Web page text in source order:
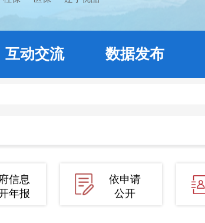
互动交流 数据发布
信息
年报
依申请
公开